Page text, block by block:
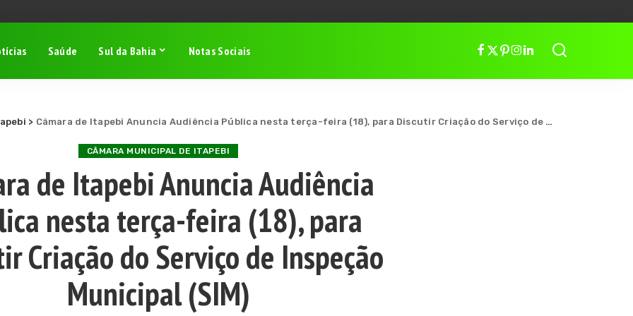
Saúde Sul da Bahia Notas Sociais
> Câmara de Itapebi Anuncia Audiência Pública nesta terça-feira (18), para Discutir Criação do Serviço de Inspeção Municipal (SIM)
CÂMARA MUNICIPAL DE ITAPEBI
de Itapebi Anuncia Audiência
nesta terça-feira (18), para
Criação do Serviço de Inspeção
Municipal (SIM)